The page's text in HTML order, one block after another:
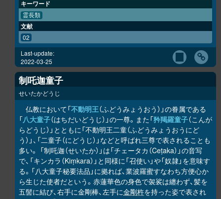
キーワード
霊長類
文献
02
Last-update:
2022-03-25
制吒迦童子
せいたかどうじ
仏教において「不動明王（ふどうみょうおう）」の眷属である
「八大童子（はちだいどうじ）」の一尊。また「矜羯羅童子（こんが
らどうじ）」とともに「不動明王二童（ふどうみょうおうにど
う）」、「二童子（にどうじ）」などと呼ばれ三尊で表されることも
多い。 「制吒迦（せいたか）」は「チェータカ（Ceṭaka）」の音写
で、「キンカラ（Kiṃkara）」と同様に「召使い」や「奴隷」を意味す
る。「八大童子秘要法品」に拠れば、業波羅蜜すなわち方便心か
ら生じた使者だという。赤蓮華色の身色で袈裟は纏わず、髪を
五髻に結び、右手に金剛棒、左手に金剛杵を持った姿で表され